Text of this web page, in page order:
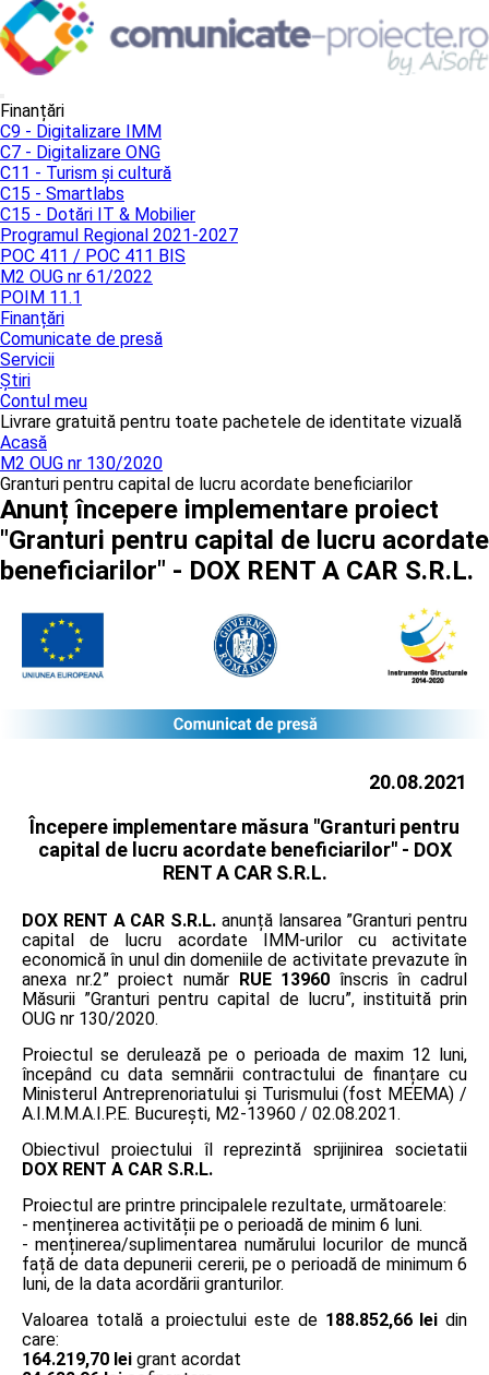
Finanțări
C9 - Digitalizare IMM
C7 - Digitalizare ONG
C11 - Turism și cultură
C15 - Smartlabs
C15 - Dotări IT & Mobilier
Programul Regional 2021-2027
POC 411 / POC 411 BIS
M2 OUG nr 61/2022
POIM 11.1
Finanțări
Comunicate de presă
Servicii
Știri
Contul meu
Livrare gratuită pentru toate pachetele de identitate vizuală
Acasă
M2 OUG nr 130/2020
Granturi pentru capital de lucru acordate beneficiarilor
Anunț începere implementare proiect
"Granturi pentru capital de lucru acordate
beneficiarilor" - DOX RENT A CAR S.R.L.
20.08.2021
Începere implementare măsura "Granturi pentru
capital de lucru acordate beneficiarilor" - DOX
RENT A CAR S.R.L.
DOX RENT A CAR S.R.L. anunță lansarea ”Granturi pentru
capital de lucru acordate IMM-urilor cu activitate
economică în unul din domeniile de activitate prevazute în
anexa nr.2” proiect număr RUE 13960 înscris în cadrul
Măsurii ”Granturi pentru capital de lucru”, instituită prin
OUG nr 130/2020.
Proiectul se derulează pe o perioada de maxim 12 luni,
începând cu data semnării contractului de finanțare cu
Ministerul Antreprenoriatului și Turismului (fost MEEMA) /
A.I.M.M.A.I.P.E. București, M2-13960 / 02.08.2021.
Obiectivul proiectului îl reprezintă sprijinirea societatii
DOX RENT A CAR S.R.L.
Proiectul are printre principalele rezultate, următoarele:
- menținerea activității pe o perioadă de minim 6 luni.
- menținerea/suplimentarea numărului locurilor de muncă
față de data depunerii cererii, pe o perioadă de minimum 6
luni, de la data acordării granturilor.
Valoarea totală a proiectului este de 188.852,66 lei din
care:
164.219,70 lei grant acordat